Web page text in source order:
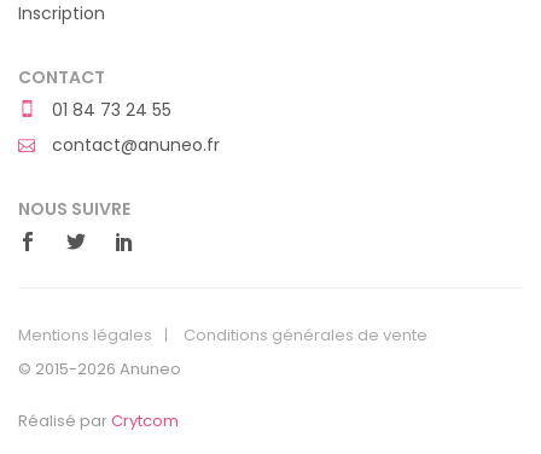
Inscription
CONTACT
01 84 73 24 55
contact@anuneo.fr
NOUS SUIVRE
Mentions légales
Conditions générales de vente
© 2015-2026 Anuneo
Réalisé parCrytcom